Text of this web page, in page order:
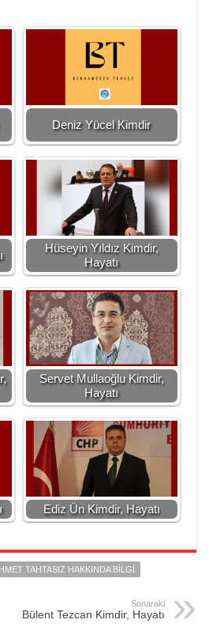
Deniz Yücel Kimdir
Hüseyin Yıldız Kimdir,
Hayatı
Servet Mullaoğlu Kimdir,
Hayatı
Ediz Ün Kimdir, Hayatı
TAHTASIZ HAKKINDA BILGI
Sonaraki
Bülent Tezcan Kimdir, Hayatı